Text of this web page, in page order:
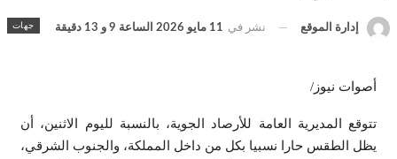
جهات إدارة الموقع نشر في 11 مايو 2026 الساعة 9 و 13 دقيقة
أصوات نيوز/
تتوقع المديرية العامة للأرصاد الجوية، بالنسبة لليوم الاثنين، أن
يظل الطقس حارا نسبيا بكل من داخل المملكة، والجنوب الشرقي،